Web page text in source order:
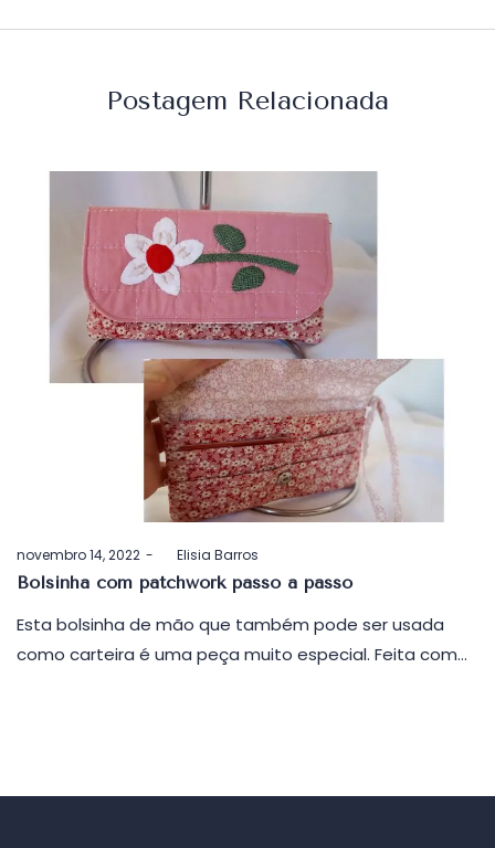
Postagem Relacionada
Postado
em
novembro 14, 2022 byElisia Barros
Bolsinha com patchwork passo a passo
Esta bolsinha de mão que também pode ser usada
como carteira é uma peça muito especial. Feita com…